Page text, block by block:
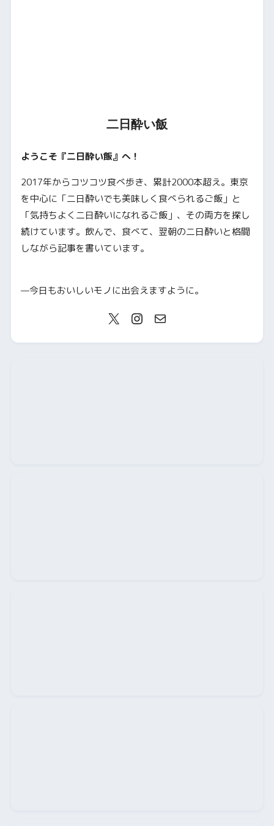
二日酔い飯
ようこそ『二日酔い飯』へ！
2017年からコツコツ食べ歩き、累計2000本超え。東京
を中心に「二日酔いでも美味しく食べられるご飯」と
「気持ちよく二日酔いになれるご飯」、その両方を探し
続けています。飲んで、食べて、翌朝の二日酔いと格闘
しながら記事を書いています。
—今日もおいしいモノに出会えますように。